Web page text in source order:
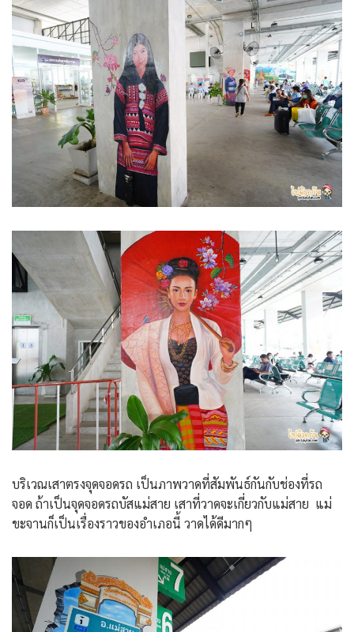
บริเวณเสาตรงจุดจอดรถ เป็นภาพวาดที่สัมพันธ์กันกับช่องที่รถ
จอด ถ้าเป็นจุดจอดรถบัสแม่สาย เสาที่วาดจะเกี่ยวกับแม่สาย แม่
ขะจานก็เป็นเรื่องราวของอำเภอนี้ วาดได้ดีมากๆ